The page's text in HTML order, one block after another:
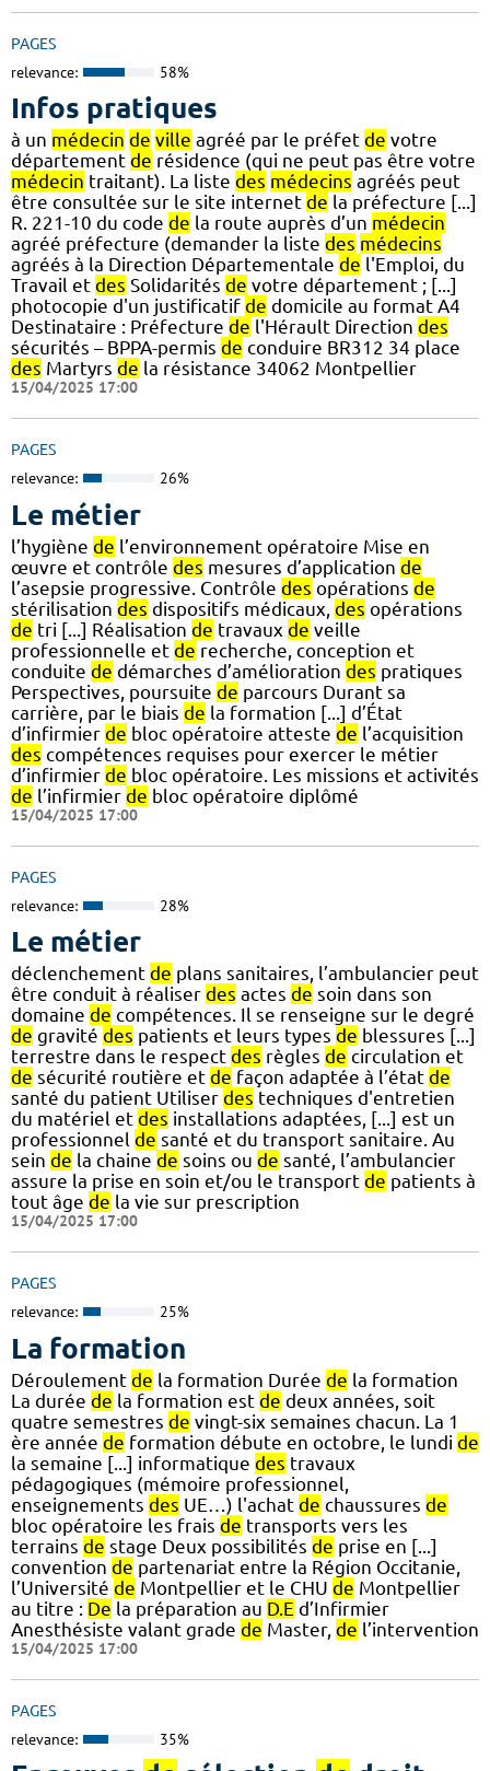
PAGES
relevance: 58%
Infos pratiques
à un médecin de ville agréé par le préfet de votre
département de résidence (qui ne peut pas être votre
médecin traitant). La liste des médecins agréés peut
être consultée sur le site internet de la préfecture [...]
R. 221-10 du code de la route auprès d’un médecin
agréé préfecture (demander la liste des médecins
agréés à la Direction Départementale de l'Emploi, du
Travail et des Solidarités de votre département ; [...]
photocopie d'un justificatif de domicile au format A4
Destinataire : Préfecture de l'Hérault Direction des
sécurités – BPPA-permis de conduire BR312 34 place
des Martyrs de la résistance 34062 Montpellier
15/04/2025 17:00
PAGES
relevance: 26%
Le métier
l’hygiène de l’environnement opératoire Mise en
œuvre et contrôle des mesures d’application de
l’asepsie progressive. Contrôle des opérations de
stérilisation des dispositifs médicaux, des opérations
de tri [...] Réalisation de travaux de veille
professionnelle et de recherche, conception et
conduite de démarches d’amélioration des pratiques
Perspectives, poursuite de parcours Durant sa
carrière, par le biais de la formation [...] d’État
d’infirmier de bloc opératoire atteste de l’acquisition
des compétences requises pour exercer le métier
d’infirmier de bloc opératoire. Les missions et activités
de l’infirmier de bloc opératoire diplômé
15/04/2025 17:00
PAGES
relevance: 28%
Le métier
déclenchement de plans sanitaires, l’ambulancier peut
être conduit à réaliser des actes de soin dans son
domaine de compétences. Il se renseigne sur le degré
de gravité des patients et leurs types de blessures [...]
terrestre dans le respect des règles de circulation et
de sécurité routière et de façon adaptée à l’état de
santé du patient Utiliser des techniques d'entretien
du matériel et des installations adaptées, [...] est un
professionnel de santé et du transport sanitaire. Au
sein de la chaine de soins ou de santé, l’ambulancier
assure la prise en soin et/ou le transport de patients à
tout âge de la vie sur prescription
15/04/2025 17:00
PAGES
relevance: 25%
La formation
Déroulement de la formation Durée de la formation
La durée de la formation est de deux années, soit
quatre semestres de vingt-six semaines chacun. La 1
ère année de formation débute en octobre, le lundi de
la semaine [...] informatique des travaux
pédagogiques (mémoire professionnel,
enseignements des UE…) l'achat de chaussures de
bloc opératoire les frais de transports vers les
terrains de stage Deux possibilités de prise en [...]
convention de partenariat entre la Région Occitanie,
l’Université de Montpellier et le CHU de Montpellier
au titre : De la préparation au D.E d’Infirmier
Anesthésiste valant grade de Master, de l’intervention
15/04/2025 17:00
PAGES
relevance: 35%